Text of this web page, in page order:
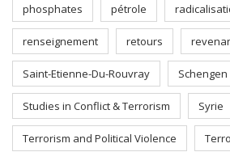
phosphates pétrole
renseignement retours
Saint-Etienne-Du-Rouvray Schengen
Studies in Conflict & Terrorism Syrie
Terrorism and Political Violence